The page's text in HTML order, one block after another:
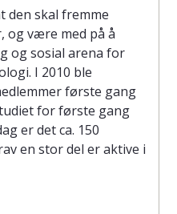
den skal fremme
og være med på å
og sosial arena for
I 2010 ble
første gang
for første gang
er det ca. 150
en stor del er aktive i